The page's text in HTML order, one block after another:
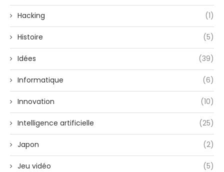
Hacking (1)
Histoire (5)
Idées (39)
Informatique (6)
Innovation (10)
Intelligence artificielle (25)
Japon (2)
Jeu vidéo (5)